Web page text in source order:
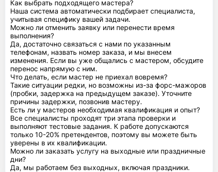
Как выбрать подходящего мастера?
Наша система автоматически подбирает специалиста,
учитывая специфику вашей задачи.
Можно ли отменить заявку или перенести время
выполнения?
Да, достаточно связаться с нами по указанным
телефонам, назвать номер заказа, и мы внесем
изменения. Если вы уже общались с мастером, обсудите
перенос напрямую с ним.
Что делать, если мастер не приехал вовремя?
Такие ситуации редки, но возможны из-за форс-мажоров
(пробки, задержка на предыдущем заказе). Уточните
причины задержки, позвонив мастеру.
Есть ли у мастеров необходимая квалификация и опыт?
Все специалисты проходят три этапа проверки и
выполняют тестовые задания. К работе допускаются
только 10-20% претендентов, поэтому вы можете быть
уверены в их квалификации.
Можно ли заказать услугу на выходные или праздничные
дни?
Да, мы работаем без выходных, включая праздники.